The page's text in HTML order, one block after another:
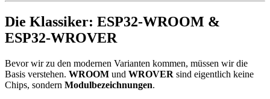
Die Klassiker: ESP32-WROOM &
ESP32-WROVER
Bevor wir zu den modernen Varianten kommen, müssen wir die
Basis verstehen. WROOM und WROVER sind eigentlich keine
Chips, sondern Modulbezeichnungen.